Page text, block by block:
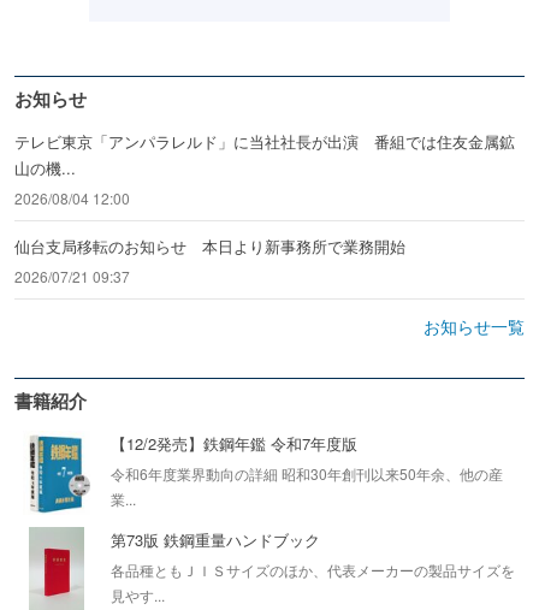
お知らせ
テレビ東京「アンパラレルド」に当社社長が出演 番組では住友金属鉱
山の機...
2026/08/04 12:00
仙台支局移転のお知らせ 本日より新事務所で業務開始
2026/07/21 09:37
お知らせ一覧
書籍紹介
【12/2発売】鉄鋼年鑑 令和7年度版
令和6年度業界動向の詳細 昭和30年創刊以来50年余、他の産
業...
第73版 鉄鋼重量ハンドブック
各品種ともＪＩＳサイズのほか、代表メーカーの製品サイズを
見やす...